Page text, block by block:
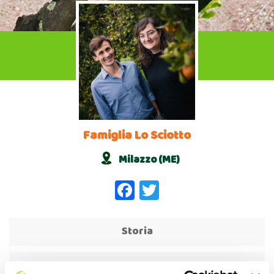
Famiglia Lo Sciotto
Milazzo (ME)
Facebook
Storia
Azienda Agricola Lo Sciotto